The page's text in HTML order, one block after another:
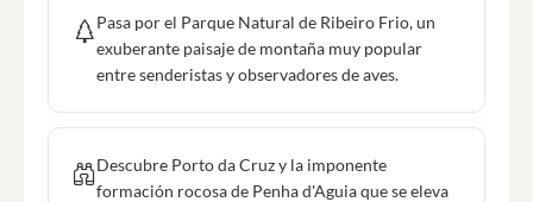
Pasa por el Parque Natural de Ribeiro Frio, un
exuberante paisaje de montaña muy popular
entre senderistas y observadores de aves.
Descubre Porto da Cruz y la imponente
formación rocosa de Penha d'Aguia que se eleva